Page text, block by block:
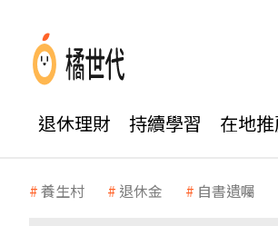
退休理財 持續學習 在地
養生村 退休金 自書遺囑